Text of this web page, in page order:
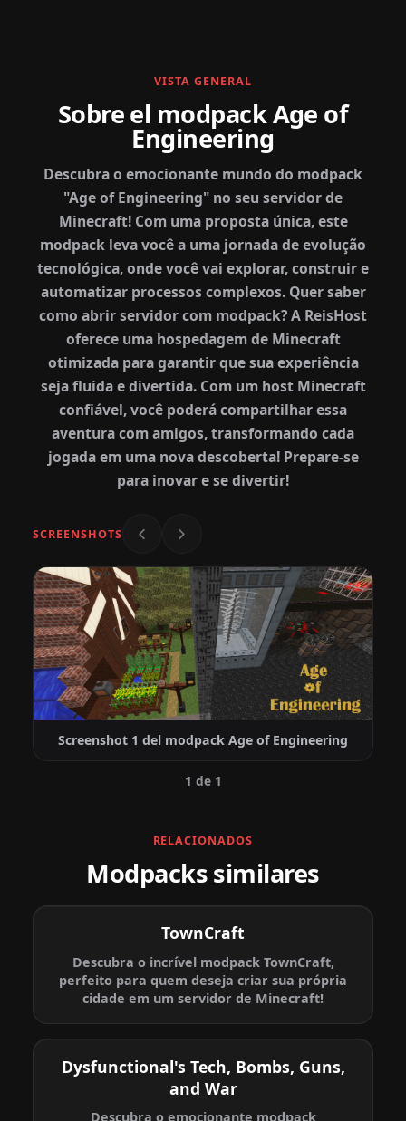
VISTA GENERAL
Sobre el modpack Age of
Engineering
Descubra o emocionante mundo do modpack
"Age of Engineering" no seu servidor de
Minecraft! Com uma proposta única, este
modpack leva você a uma jornada de evolução
tecnológica, onde você vai explorar, construir e
automatizar processos complexos. Quer saber
como abrir servidor com modpack? A ReisHost
oferece uma hospedagem de Minecraft
otimizada para garantir que sua experiência
seja fluida e divertida. Com um host Minecraft
confiável, você poderá compartilhar essa
aventura com amigos, transformando cada
jogada em uma nova descoberta! Prepare-se
para inovar e se divertir!
SCREENSHOTS
Screenshot 1 del modpack Age of Engineering
1 de 1
RELACIONADOS
Modpacks similares
TownCraft
Descubra o incrível modpack TownCraft,
perfeito para quem deseja criar sua própria
cidade em um servidor de Minecraft!
Dysfunctional's Tech, Bombs, Guns,
and War
Descubra o emocionante modpack